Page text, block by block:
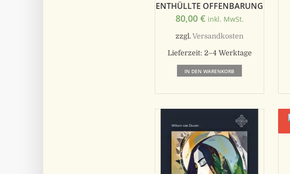
ENTHÜLLTE OFFENBARUNG
80,00 € inkl. MwSt.
zzgl.Versandkosten
Lieferzeit: 2–4 Werktage
IN DEN WARENKORB